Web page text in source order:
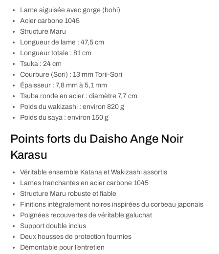
Lame aiguisée avec gorge (bohi)
Acier carbone 1045
Structure Maru
Longueur de lame : 47,5 cm
Longueur totale : 81 cm
Tsuka : 24 cm
Courbure (Sori) : 13 mm Torii-Sori
Épaisseur : 7,8 mm à 5,1 mm
Tsuba ronde en acier : diamètre 7,7 cm
Poids du wakizashi : environ 820 g
Poids du saya : environ 150 g
Points forts du Daisho Ange Noir
Karasu
Véritable ensemble Katana et Wakizashi assortis
Lames tranchantes en acier carbone 1045
Structure Maru robuste et fiable
Finitions intégralement noires inspirées du corbeau japonais
Poignées recouvertes de véritable galuchat
Support double inclus
Deux housses de protection fournies
Démontable pour l’entretien